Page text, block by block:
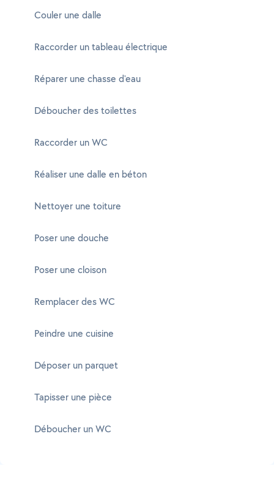
Couler une dalle
Raccorder un tableau électrique
Réparer une chasse d'eau
Déboucher des toilettes
Raccorder un WC
Réaliser une dalle en béton
Nettoyer une toiture
Poser une douche
Poser une cloison
Remplacer des WC
Peindre une cuisine
Déposer un parquet
Tapisser une pièce
Déboucher un WC